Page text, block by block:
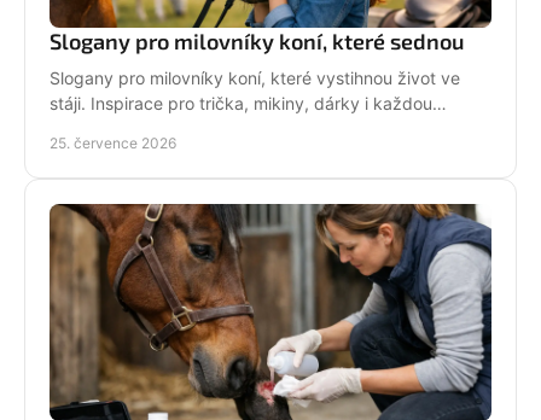
Slogany pro milovníky koní, které sednou
Slogany pro milovníky koní, které vystihnou život ve
stáji. Inspirace pro trička, mikiny, dárky i každou
25. července 2026